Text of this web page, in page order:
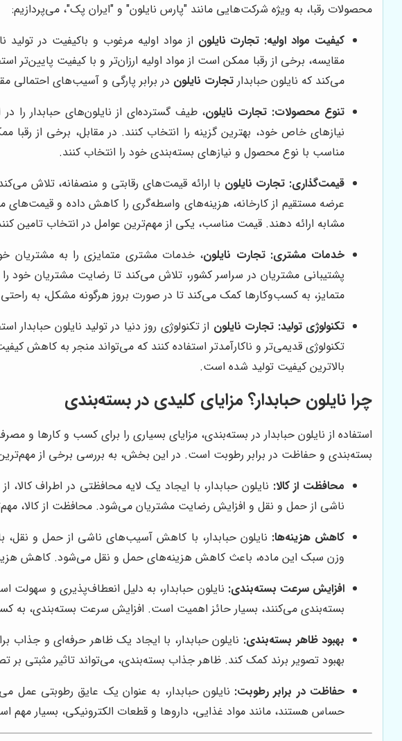
محصولات رقبا، به ویژه شرکت‌هایی مانند "پارس نایلون" و "ایران پک"، می‌پردازیم:
کیفیت مواد اولیه: تجارت نایلون از مواد اولیه مرغوب و باکیفیت در
مقایسه، برخی از رقبا ممکن است از مواد اولیه ارزان‌تر و با کیفیت پایین‌تر
می‌کند که نایلون حبابدار تجارت نایلون در برابر پارگی و آسیب‌های احتمالی
تنوع محصولات: تجارت نایلون، طیف گسترده‌ای از نایلون‌های حبابدار
نیازهای خاص خود، بهترین گزینه را انتخاب کنند. در مقابل، برخی از
مناسب با نوع محصول و نیازهای بسته‌بندی خود را انتخاب کنند.
قیمت‌گذاری: تجارت نایلون با ارائه قیمت‌های رقابتی و منصفانه، تلاش
عرضه مستقیم از کارخانه، هزینه‌های واسطه‌گری را کاهش داده و قیمت‌های
مشابه ارائه دهند. قیمت مناسب، یکی از مهم‌ترین عوامل در انتخاب تامین
خدمات مشتری: تجارت نایلون، خدمات مشتری متمایزی را به مشتریان
پشتیبانی مشتریان در سراسر کشور، تلاش می‌کند تا رضایت مشتریان خود
متمایز، به کسب‌وکارها کمک می‌کند تا در صورت بروز هرگونه مشکل، به راحتی
تکنولوژی تولید: تجارت نایلون از تکنولوژی روز دنیا در تولید نایلون
تکنولوژی قدیمی‌تر و ناکارآمدتر استفاده کنند که می‌تواند منجر به کاهش
بالاترین کیفیت تولید شده است.
چرا نایلون حبابدار؟ مزایای کلیدی در بسته‌بندی
استفاده از نایلون حبابدار در بسته‌بندی، مزایای بسیاری را برای کسب و کارها و
بسته‌بندی و حفاظت در برابر رطوبت است. در این بخش، به بررسی برخی از مهم‌ترین
محافظت از کالا: نایلون حبابدار، با ایجاد یک لایه محافظتی در اطراف
ناشی از حمل و نقل و افزایش رضایت مشتریان می‌شود. محافظت از کالا،
کاهش هزینه‌ها: نایلون حبابدار، با کاهش آسیب‌های ناشی از حمل و
وزن سبک این ماده، باعث کاهش هزینه‌های حمل و نقل می‌شود. کاهش
افزایش سرعت بسته‌بندی: نایلون حبابدار، به دلیل انعطاف‌پذیری و
بسته‌بندی می‌کنند، بسیار حائز اهمیت است. افزایش سرعت بسته‌بندی، به
بهبود ظاهر بسته‌بندی: نایلون حبابدار، با ایجاد یک ظاهر حرفه‌ای و
بهبود تصویر برند کمک کند. ظاهر جذاب بسته‌بندی، می‌تواند تاثیر مثبتی بر
حفاظت در برابر رطوبت: نایلون حبابدار، به عنوان یک عایق رطوبتی عمل
حساس هستند، مانند مواد غذایی، داروها و قطعات الکترونیکی، بسیار